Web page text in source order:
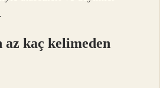
az kaç kelimeden